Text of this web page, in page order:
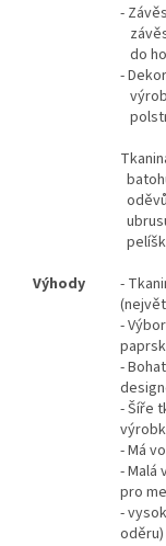
-
do
-
Výhody
-
-
-
- Šíře
- Má
- Malá
pro
-
oděru)